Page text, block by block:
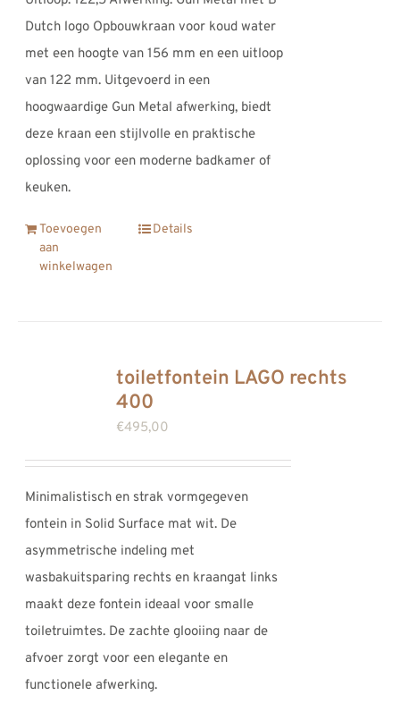
Dutch logo Opbouwkraan voor koud water
met een hoogte van 156 mm en een uitloop
van 122 mm. Uitgevoerd in een
hoogwaardige Gun Metal afwerking, biedt
deze kraan een stijlvolle en praktische
oplossing voor een moderne badkamer of
keuken.
Toevoegen
aan
winkelwagen
Details
toiletfontein LAGO rechts
400
€495,00
Minimalistisch en strak vormgegeven
fontein in Solid Surface mat wit. De
asymmetrische indeling met
wasbakuitsparing rechts en kraangat links
maakt deze fontein ideaal voor smalle
toiletruimtes. De zachte glooiing naar de
afvoer zorgt voor een elegante en
functionele afwerking.